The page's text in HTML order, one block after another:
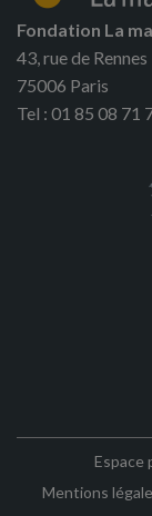
Fondation La
43, rue de Rennes
75006 Paris
Tel : 01 85 08 71
Pied
Espace
Mentions